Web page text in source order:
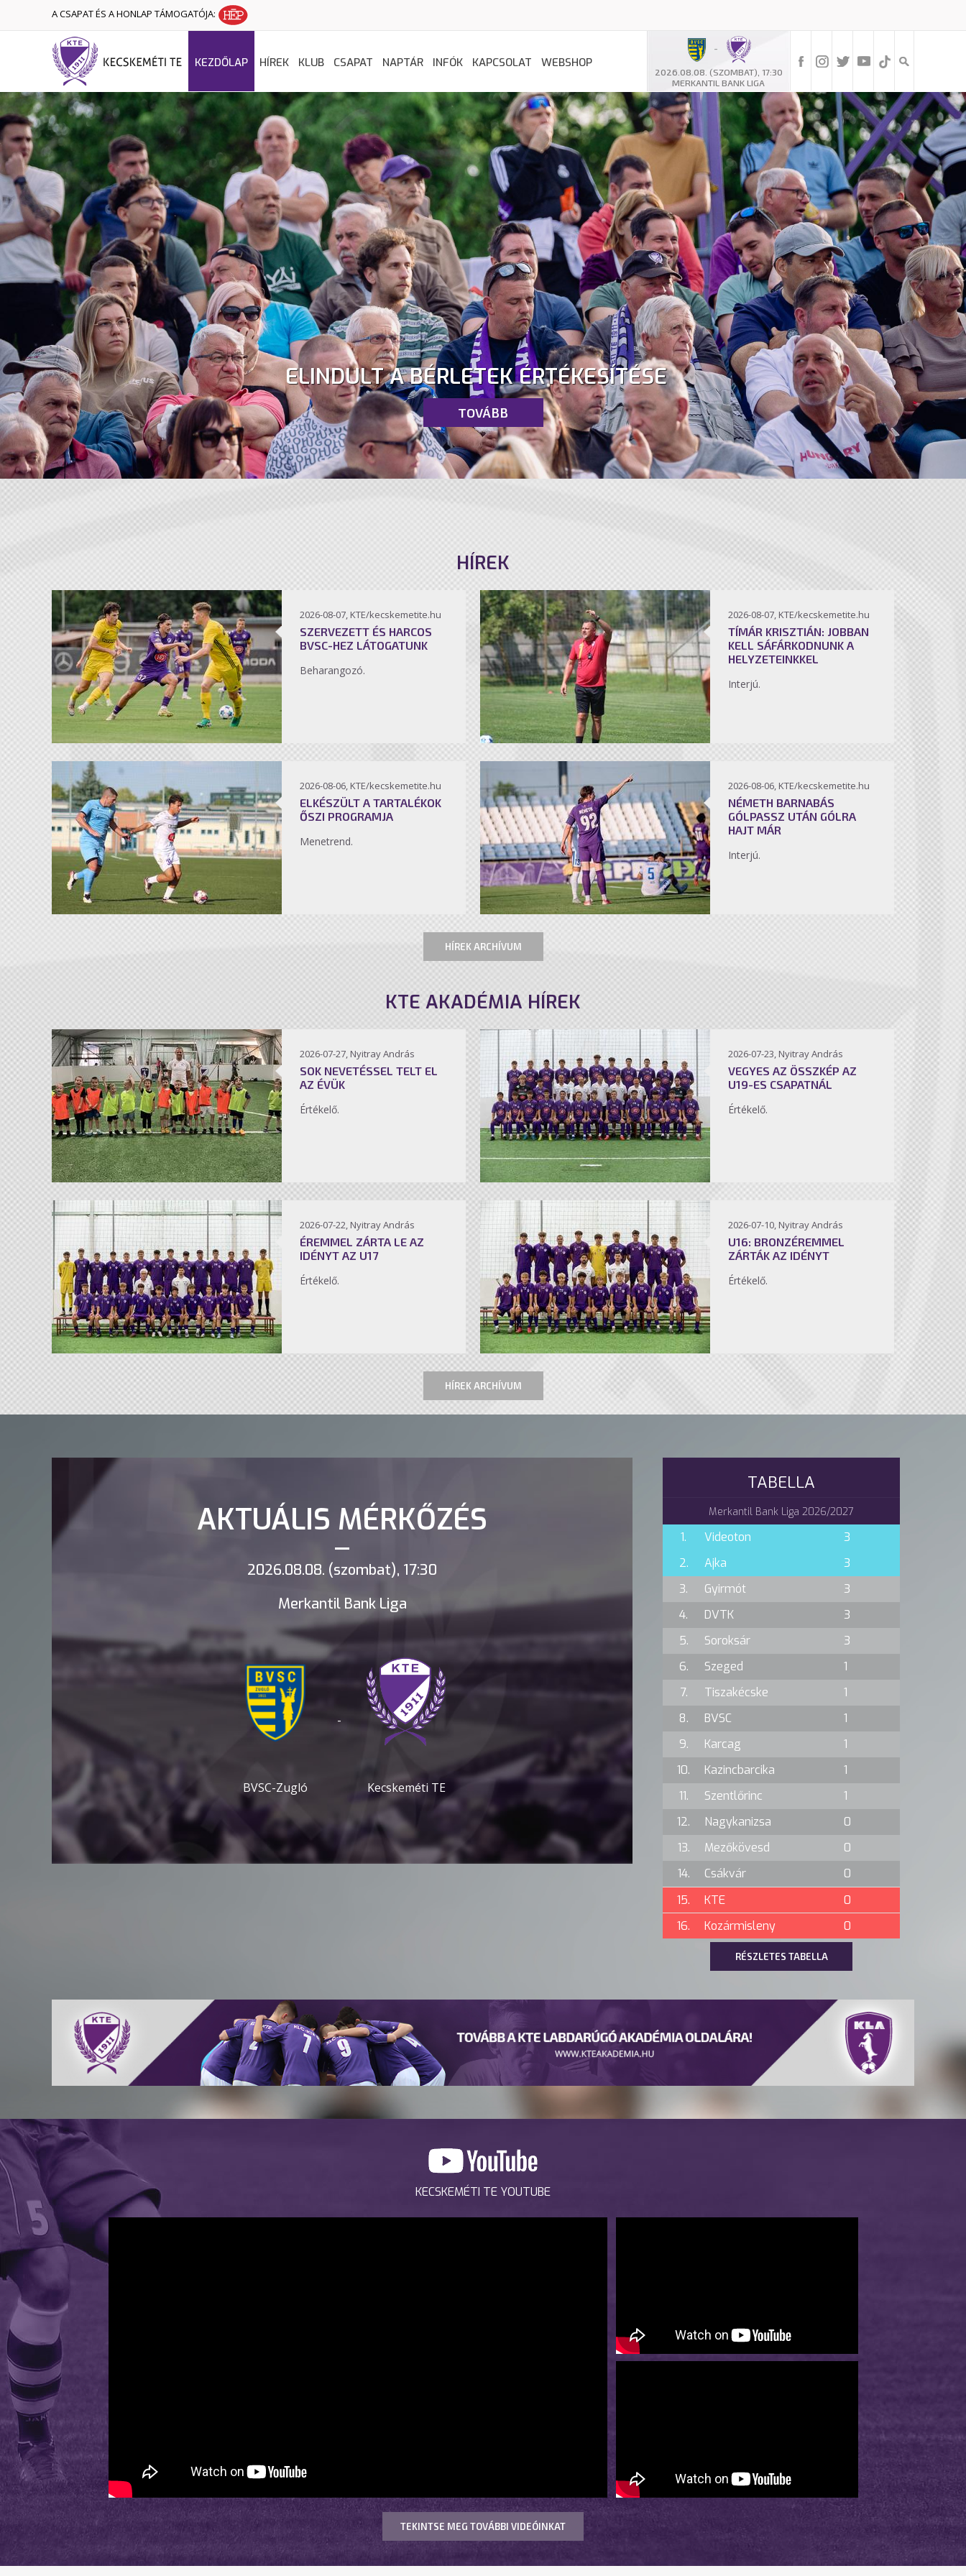
A CSAPAT ÉS A HONLAP TÁMOGATÓJA:
-
2026.08.08. (SZOMBAT), 17:30
MERKANTIL BANK LIGA
KEZDŐLAP HÍREK KLUB CSAPAT NAPTÁR INFÓK KAPCSOLAT WEBSHOP
ELINDULT A BÉRLETEK ÉRTÉKESÍTÉSE
TOVÁBB
HÍREK
2026-08-07, KTE/kecskemetite.hu
SZERVEZETT ÉS HARCOS
BVSC-HEZ LÁTOGATUNK
Beharangozó.
2026-08-07, KTE/kecskemetite.hu
TÍMÁR KRISZTIÁN: JOBBAN
KELL SÁFÁRKODNUNK A
HELYZETEINKKEL
Interjú.
2026-08-06, KTE/kecskemetite.hu
ELKÉSZÜLT A TARTALÉKOK
ŐSZI PROGRAMJA
Menetrend.
2026-08-06, KTE/kecskemetite.hu
NÉMETH BARNABÁS
GÓLPASSZ UTÁN GÓLRA
HAJT MÁR
Interjú.
HÍREK ARCHÍVUM
KTE AKADÉMIA HÍREK
2026-07-27, Nyitray András
SOK NEVETÉSSEL TELT EL
AZ ÉVÜK
Értékelő.
2026-07-23, Nyitray András
VEGYES AZ ÖSSZKÉP AZ
U19-ES CSAPATNÁL
Értékelő.
2026-07-22, Nyitray András
ÉREMMEL ZÁRTA LE AZ
IDÉNYT AZ U17
Értékelő.
2026-07-10, Nyitray András
U16: BRONZÉREMMEL
ZÁRTÁK AZ IDÉNYT
Értékelő.
HÍREK ARCHÍVUM
AKTUÁLIS MÉRKŐZÉS
2026.08.08. (szombat), 17:30
Merkantil Bank Liga
BVSC-Zugló
-
Kecskeméti TE
TABELLA
Merkantil Bank Liga 2026/2027
1. Videoton
3
2.
Ajka
3
3.
Gyirmót
3
4.
DVTK
3
5.
Soroksár
3
6.
Szeged
1
7.
Tiszakécske
1
8.
BVSC
1
9.
Karcag
1
10.
Kazincbarcika
1
11.
Szentlőrinc
1
12.
Nagykanizsa
0
13.
Mezőkövesd
0
14.
Csákvár
0
15.
KTE
0
16.
Kozármisleny 0
RÉSZLETES TABELLA
KECSKEMÉTI TE YOUTUBE
TEKINTSE MEG TOVÁBBI VIDEÓINKAT